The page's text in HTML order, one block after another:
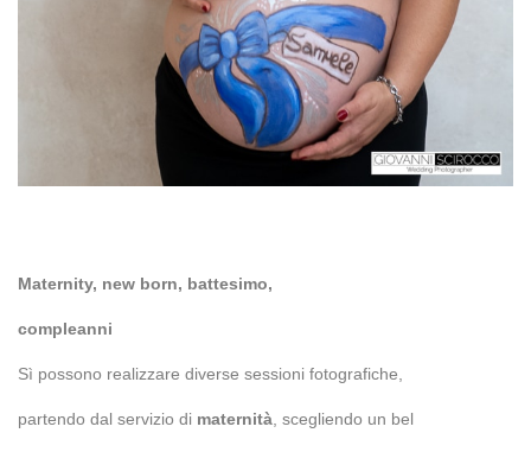
Maternity, new born, battesimo,
compleanni
Sì possono realizzare diverse sessioni fotografiche,
partendo dal servizio di maternità , scegliendo un bel